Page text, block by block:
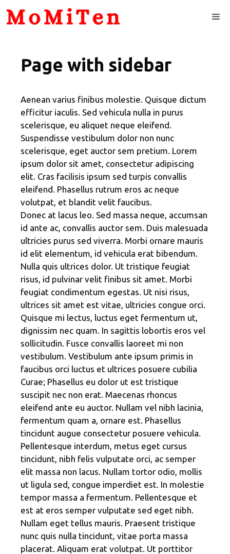
Page with sidebar
Aenean varius finibus molestie. Quisque dictum
efficitur iaculis. Sed vehicula nulla in purus
scelerisque, eu aliquet neque eleifend.
Suspendisse vestibulum dolor non nunc
scelerisque, eget auctor sem pretium. Lorem
ipsum dolor sit amet, consectetur adipiscing
elit. Cras facilisis ipsum sed turpis convallis
eleifend. Phasellus rutrum eros ac neque
volutpat, et blandit velit faucibus.
Donec at lacus leo. Sed massa neque, accumsan
id ante ac, convallis auctor sem. Duis malesuada
ultricies purus sed viverra. Morbi ornare mauris
id elit elementum, id vehicula erat bibendum.
Nulla quis ultrices dolor. Ut tristique feugiat
risus, id pulvinar velit finibus sit amet. Morbi
feugiat condimentum egestas. Ut nisi risus,
ultrices sit amet est vitae, ultricies congue orci.
Quisque mi lectus, luctus eget fermentum ut,
dignissim nec quam. In sagittis lobortis eros vel
sollicitudin. Fusce convallis laoreet mi non
vestibulum. Vestibulum ante ipsum primis in
faucibus orci luctus et ultrices posuere cubilia
Curae; Phasellus eu dolor ut est tristique
suscipit nec non erat. Maecenas rhoncus
eleifend ante eu auctor. Nullam vel nibh lacinia,
fermentum quam a, ornare est. Phasellus
tincidunt augue consectetur posuere vehicula.
Pellentesque interdum, metus eget cursus
tincidunt, nibh felis vulputate orci, ac semper
elit massa non lacus. Nullam tortor odio, mollis
ut ligula sed, congue imperdiet est. In molestie
tempor massa a fermentum. Pellentesque et
est at eros semper vulputate sed eget nibh.
Nullam eget tellus mauris. Praesent tristique
nunc quis nulla tincidunt, vitae porta massa
placerat. Aliquam erat volutpat. Ut porttitor